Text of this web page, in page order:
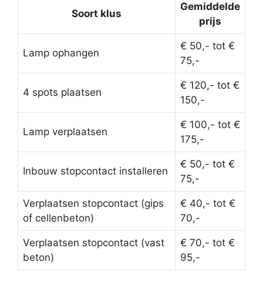
Soort klus
Gemiddelde
prijs
Lamp ophangen
€ 50,- tot €
75,-
4 spots plaatsen
€ 120,- tot €
150,-
Lamp verplaatsen
€ 100,- tot €
175,-
Inbouw stopcontact installeren
€ 50,- tot €
75,-
Verplaatsen stopcontact (gips
of cellenbeton)
€ 40,- tot €
70,-
Verplaatsen stopcontact (vast
beton)
€ 70,- tot €
95,-